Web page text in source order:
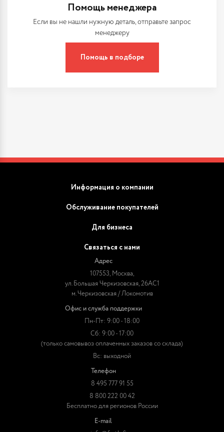
Помощь менеджера
Если вы не нашли нужную деталь, отправьте запрос
менеджеру
Помощь в подборе
Информация о компании
Обслуживание покупателей
Для бизнеса
Связаться с нами
Адрес
107553, Москва,
ул. Большая Черкизовская, 26АС1
м. Черкизовская / Локомотив
Офис и служба поддержки
Пн-Пт: 9:00 - 18:00
Сб: 9:00 - 17:00
(только самовывоз оплаченных заказов со склада)
Вс: выходной
Телефон
8 495 777 91 55
8 800 222 00 42
Бесплатно для регионов России
E-mail